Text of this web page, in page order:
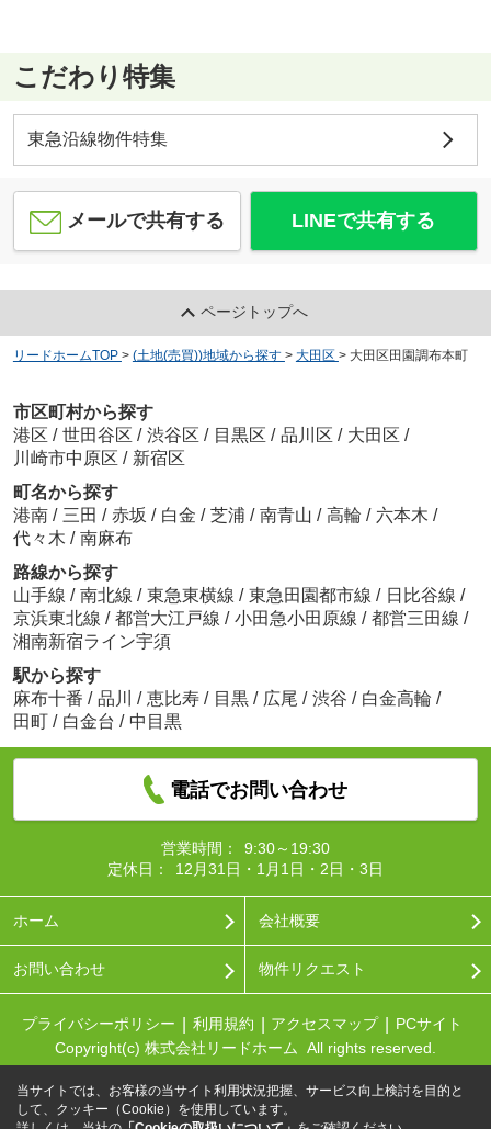
こだわり特集
東急沿線物件特集
メールで共有する LINEで共有する
ページトップへ
リードホームTOP > (土地(売買))地域から探す > 大田区 > 大田区田園調布本町
市区町村から探す
港区 / 世田谷区 / 渋谷区 / 目黒区 / 品川区 / 大田区 /
川崎市中原区 / 新宿区
町名から探す
港南 / 三田 / 赤坂 / 白金 / 芝浦 / 南青山 / 高輪 / 六本木 /
代々木 / 南麻布
路線から探す
山手線 / 南北線 / 東急東横線 / 東急田園都市線 / 日比谷線 /
京浜東北線 / 都営大江戸線 / 小田急小田原線 / 都営三田線 /
湘南新宿ライン宇須
駅から探す
麻布十番 / 品川 / 恵比寿 / 目黒 / 広尾 / 渋谷 / 白金高輪 /
田町 / 白金台 / 中目黒
電話でお問い合わせ
営業時間：
9:30～19:30
定休日：
12月31日・1月1日・2日・3日
ホーム 会社概要
お問い合わせ 物件リクエスト
プライバシーポリシー 利用規約 アクセスマップ
PCサイト
Copyright(c) 株式会社リードホーム All rights reserved.
当サイトでは、お客様の当サイト利用状況把握、サービス向上検討を目的と
して、クッキー（Cookie）を使用しています。